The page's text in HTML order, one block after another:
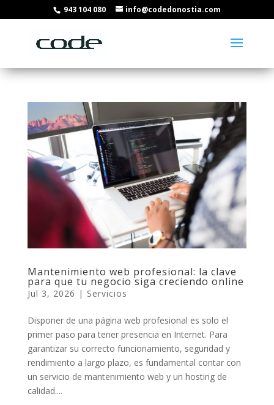
943 104 080 info@codedonostia.com
Mantenimiento web profesional: la clave
para que tu negocio siga creciendo online
Jul 3, 2026 | Servicios
Disponer de una página web profesional es solo el
primer paso para tener presencia en Internet. Para
garantizar su correcto funcionamiento, seguridad y
rendimiento a largo plazo, es fundamental contar con
un servicio de mantenimiento web y un hosting de
calidad....